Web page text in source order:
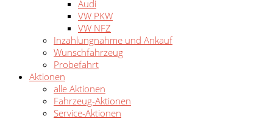
Audi
VW PKW
VW NFZ
Inzahlungnahme und Ankauf
Wunschfahrzeug
Probefahrt
Aktionen
alle Aktionen
Fahrzeug-Aktionen
Service-Aktionen